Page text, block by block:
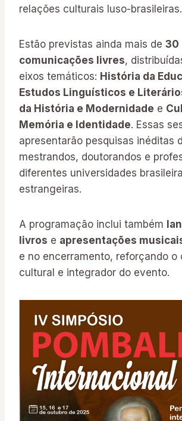
relações culturais luso-brasileiras.
Estão previstas ainda mais de 30
comunicações livres,
eixos temáticos: História da
Estudos Linguísticos e
da História e Modernidade e
Memória e Identidade. Essas
apresentarão pesquisas inéditas
mestrandos, doutorandos e
diferentes universidades
estrangeiras.
A programação inclui também
livros e apresentações
e no encerramento, reforçando o
cultural e integrador do evento.